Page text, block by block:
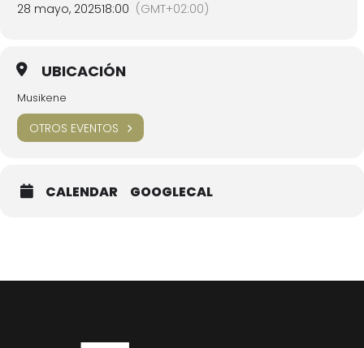
28 mayo, 202518:00 (GMT+02:00)
UBICACIÓN
Musikene
OTROS EVENTOS
CALENDAR GOOGLECAL